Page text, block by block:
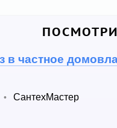
в частное
•
СантехМастер